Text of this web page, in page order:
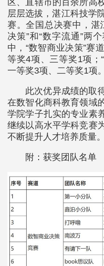
区、直辖市的百余所高
层层选拔，湛江科技学
赛。全国总决赛中，湛
决策”和“数字流通”两
中，“数智商业决策”赛
等奖4项、三等奖1项；
一等奖3项、二等奖1项。
此次优异成绩的取
在数智化商科教育领域
学院学子扎实的专业素
继续以高水平学科竞赛
不断提升人才培养质量。
附：获奖团队名单